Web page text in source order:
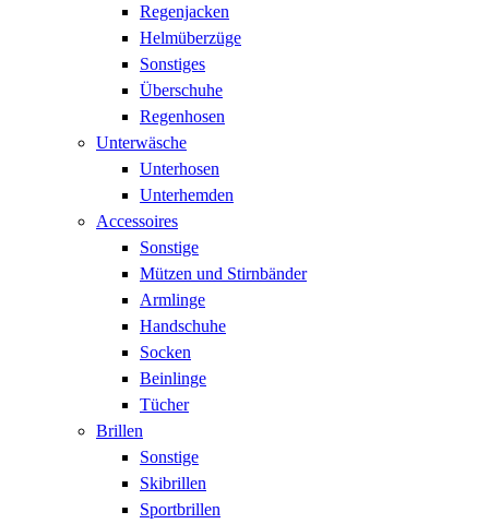
Regenjacken
Helmüberzüge
Sonstiges
Überschuhe
Regenhosen
Unterwäsche
Unterhosen
Unterhemden
Accessoires
Sonstige
Mützen und Stirnbänder
Armlinge
Handschuhe
Socken
Beinlinge
Tücher
Brillen
Sonstige
Skibrillen
Sportbrillen